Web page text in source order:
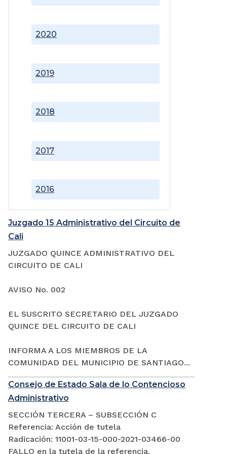
2016
2017
2018
2019
2020
Juzgado 15 Administrativo del Circuito de
Cali
JUZGADO QUINCE ADMINISTRATIVO DEL
CIRCUITO DE CALI
AVISO No. 002
EL SUSCRITO SECRETARIO DEL JUZGADO
QUINCE DEL CIRCUITO DE CALI
INFORMA A LOS MIEMBROS DE LA
COMUNIDAD DEL MUNICIPIO DE SANTIAGO...
Consejo de Estado Sala de lo Contencioso
Administrativo
SECCIÓN TERCERA – SUBSECCIÓN C
Referencia: Acción de tutela
Radicación: 11001-03-15-000-2021-03466-00
FALLO en la tutela de la referencia.